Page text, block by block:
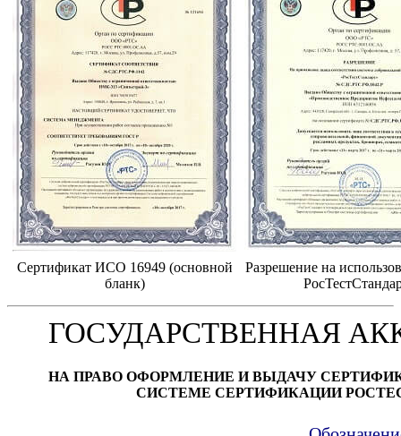
Сертификат ИСО 16949 (основной
бланк)
Разрешение на
ГОСУДАРСТВЕННАЯ
НА ПРАВО ОФОРМЛЕНИЕ И ВЫДАЧУ
СИСТЕМЕ СЕРТИФИКАЦИИ